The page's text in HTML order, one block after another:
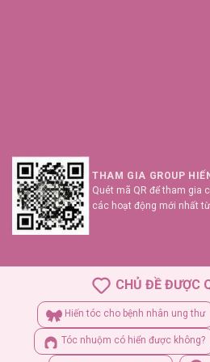
THAM GIA GROUP
Quét mã QR để tham gia
các hoạt động mới nhất
CHỦ ĐỀ ĐƯỢC
Hiến tóc cho bệnh nhân ung thư
Tóc nhuộm có hiển được không?